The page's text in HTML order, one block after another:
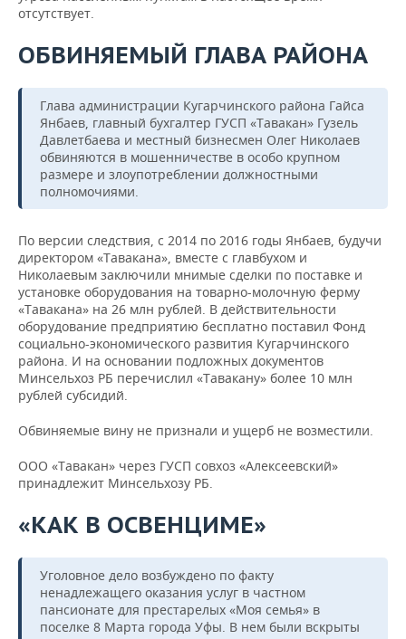
отсутствует.
ОБВИНЯЕМЫЙ ГЛАВА РАЙОНА
Глава администрации Кугарчинского района Гайса
Янбаев, главный бухгалтер ГУСП «Тавакан» Гузель
Давлетбаева и местный бизнесмен Олег Николаев
обвиняются в мошенничестве в особо крупном
размере и злоупотреблении должностными
полномочиями.
По версии следствия, с 2014 по 2016 годы Янбаев, будучи
директором «Тавакана», вместе с главбухом и
Николаевым заключили мнимые сделки по поставке и
установке оборудования на товарно-молочную ферму
«Тавакана» на 26 млн рублей. В действительности
оборудование предприятию бесплатно поставил Фонд
социально-экономического развития Кугарчинского
района. И на основании подложных документов
Минсельхоз РБ перечислил «Тавакану» более 10 млн
рублей субсидий.
Обвиняемые вину не признали и ущерб не возместили.
ООО «Тавакан» через ГУСП совхоз «Алексеевский»
принадлежит Минсельхозу РБ.
«КАК В ОСВЕНЦИМЕ»
Уголовное дело возбуждено по факту
ненадлежащего оказания услуг в частном
пансионате для престарелых «Моя семья» в
поселке 8 Марта города Уфы. В нем были вскрыты